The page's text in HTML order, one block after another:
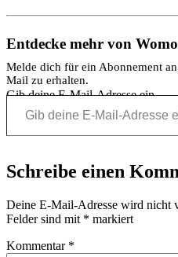
Entdecke mehr von
Melde dich für ein Abonnement
Mail zu erhalten.
Gib deine E-Mail-Adresse ein ...
Schreibe einen
Deine E-Mail-Adresse wird nicht
Felder sind mit * markiert
Kommentar *